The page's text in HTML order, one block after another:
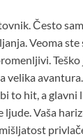
Često
Veoma
Teško
velika
to hit, a glavni
Vaša